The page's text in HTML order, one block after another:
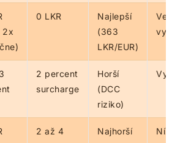
2x
0 LKR
Najlepší
(363
LKR/EUR)
2 percent
surcharge
Horší
(DCC
riziko)
2 až 4
Najhorší